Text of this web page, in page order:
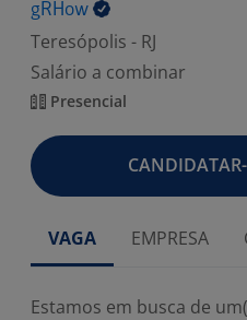
gRHow
Teresópolis - RJ
Salário a combinar
Presencial
VAGA EMPRESA
Estamos em busca de